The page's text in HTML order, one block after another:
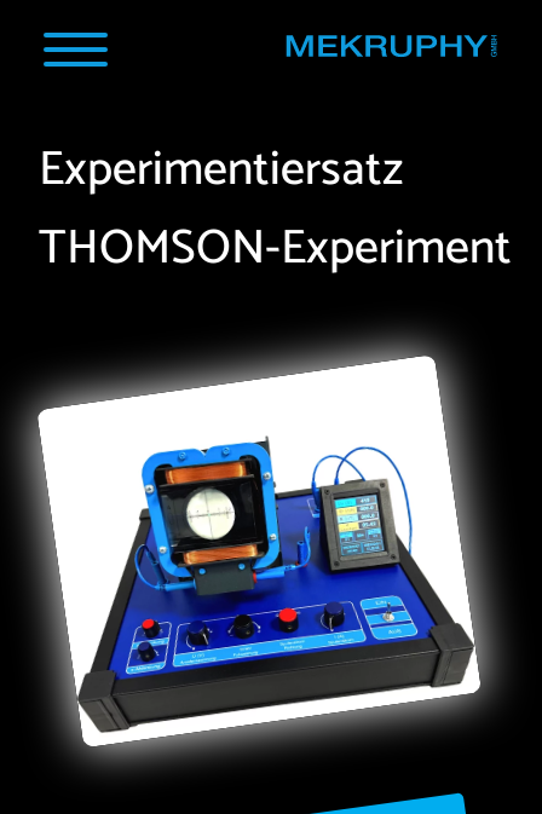
Experimentiersatz
THOMSON-Experiment